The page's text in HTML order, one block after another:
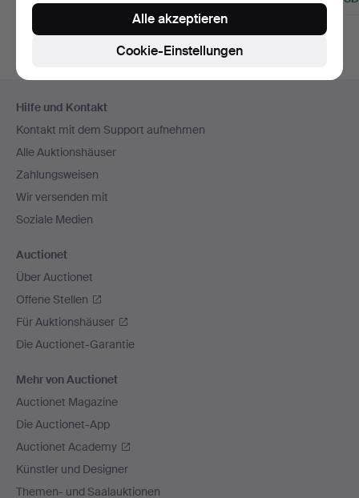
Navigation
Hilfe und Kontakt
Kontakt mit dem Support aufnehmen
Alle Auktionshäuser
Zahlungsweisen
Wir versenden mit
Soziale Medien
Auctionet
Über Auctionet
Offene Stellen
Für Auktionshäuser
Die Auctionet-Garantie
Mehr von Auctionet
Auctionet Magazine
Die Auctionet-App
Auctionet Academy
Künstler und Designer
Themen- und Saalauktionen
Cookie-Einstellungen
Alle akzeptieren